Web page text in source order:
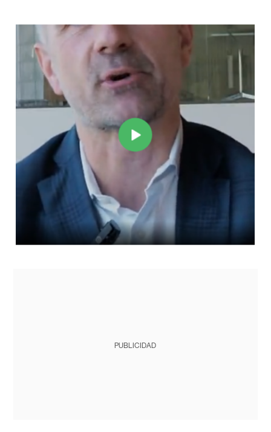
PUBLICIDAD